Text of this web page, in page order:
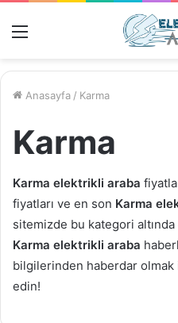
Menü
Anasayfa / Karma
Karma
Karma elektrikli araba
fiyatları ve en son Karma
sitemizde bu kategori altında
Karma elektrikli araba
bilgilerinden haberdar
edin!